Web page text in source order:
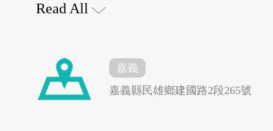
花蓮縣秀林鄉 台東縣東河鄉
88年兩度停工。91年
Read All
嘉義
嘉義縣民雄鄉建國路2段265號